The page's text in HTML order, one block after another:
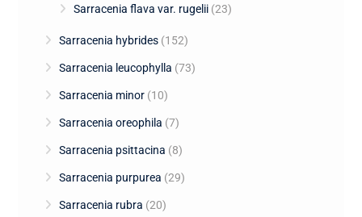
Sarracenia flava var. rugelii (23)
Sarracenia hybrides (152)
Sarracenia leucophylla (73)
Sarracenia minor (10)
Sarracenia oreophila (7)
Sarracenia psittacina (8)
Sarracenia purpurea (29)
Sarracenia rubra (20)